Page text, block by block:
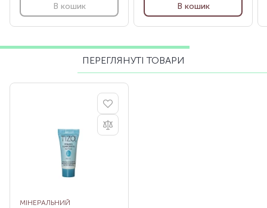
В кошик В кошик
ПЕРЕГЛЯНУТІ ТОВАРИ
МІНЕРАЛЬНИЙ